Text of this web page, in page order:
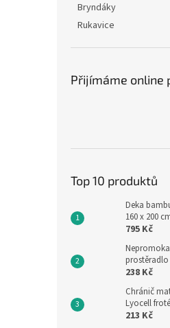
Bryndáky
Rukavice
Přijímáme online
Top 10 produktů
Deka
160 x 200
795 Kč
238 Kč
Chránič
Lyocell
213 Kč